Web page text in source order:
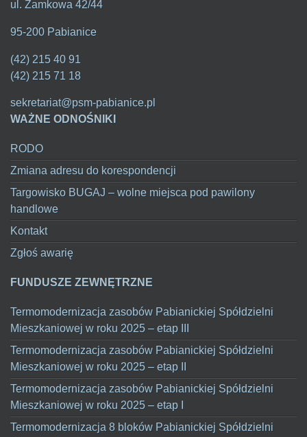
ul. Zamkowa 42/44
95-200 Pabianice
(42) 215 40 91
(42) 215 71 18
sekretariat@psm-pabianice.pl
WAŻNE ODNOŚNIKI
RODO
Zmiana adresu do korespondencji
Targowisko BUGAJ – wolne miejsca pod pawilony
handlowe
Kontakt
Zgłoś awarię
FUNDUSZE ZEWNĘTRZNE
Termomodernizacja zasobów Pabianickiej Spółdzielni
Mieszkaniowej w roku 2025 – etap III
Termomodernizacja zasobów Pabianickiej Spółdzielni
Mieszkaniowej w roku 2025 – etap II
Termomodernizacja zasobów Pabianickiej Spółdzielni
Mieszkaniowej w roku 2025 – etap I
Termomodernizacja 8 bloków Pabianickiej Spółdzielni